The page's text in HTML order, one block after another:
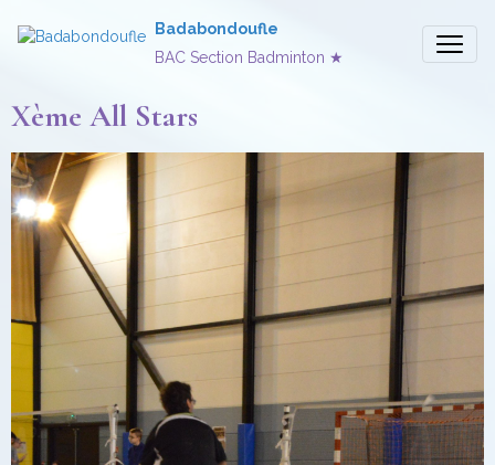
Badabondoufle
BAC Section Badminton ★
Xème All Stars